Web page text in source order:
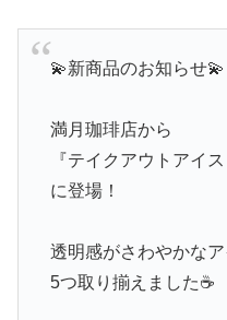
💫新商品のお知らせ💫
満月珈琲店から
『テイクアウトアイ
に登場！
透明感がさわやかな
5つ取り揃えました☕